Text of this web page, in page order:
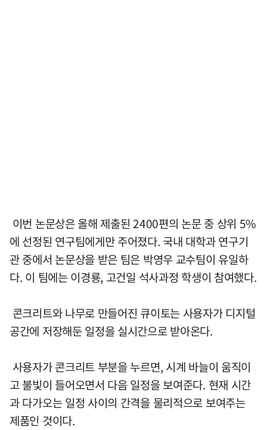
이번 논문상은 올해 제출된 2400편의 논문 중 상위 5%
에 선정된 연구팀에게만 주어졌다. 국내 대학과 연구기
관 중에서 논문상을 받은 팀은 박영우 교수팀이 유일하
다. 이 팀에는 이경룡, 고건일 석사과정 학생이 참여했다.
콘크리트와 나무로 만들어진 큐이토는 사용자가 디지털
공간에 저장해둔 일정을 실시간으로 받아온다.
사용자가 콘크리트 부분을 누르면, 시계 바늘이 움직이
고 불빛이 들어오면서 다음 일정을 보여준다. 현재 시간
과 다가오는 일정 사이의 간격을 물리적으로 보여주는
제품인 것이다.